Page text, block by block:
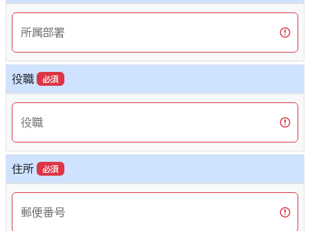
所属部署
役職 必須
役職
住所 必須
郵便番号